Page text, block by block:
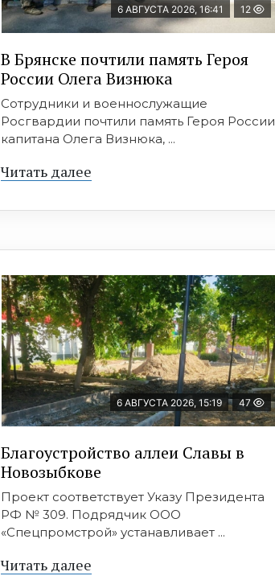
6 АВГУСТА 2026, 16:41 12
В Брянске почтили память Героя
России Олега Визнюка
Сотрудники и военнослужащие
Росгвардии почтили память Героя России
капитана Олега Визнюка, ...
Читать далее
6 АВГУСТА 2026, 15:19 47
Благоустройство аллеи Славы в
Новозыбкове
Проект соответствует Указу Президента
РФ № 309. Подрядчик ООО
«Спецпромстрой» устанавливает ...
Читать далее